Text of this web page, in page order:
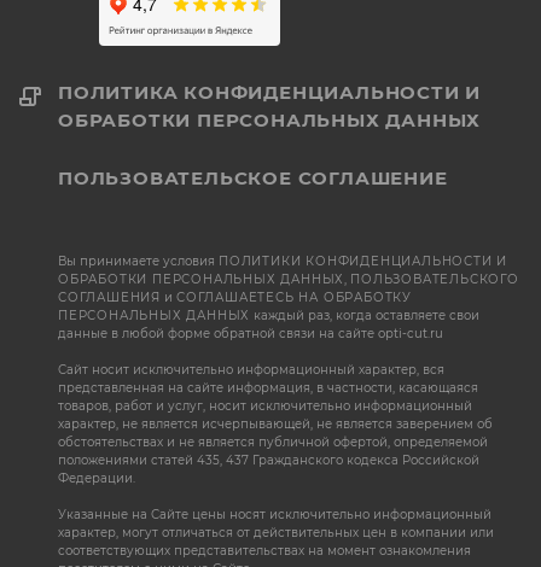
ПОЛИТИКА КОНФИДЕНЦИАЛЬНОСТИ И
ОБРАБОТКИ ПЕРСОНАЛЬНЫХ ДАННЫХ
ПОЛЬЗОВАТЕЛЬСКОЕ СОГЛАШЕНИЕ
Вы принимаете условия ПОЛИТИКИ КОНФИДЕНЦИАЛЬНОСТИ И
ОБРАБОТКИ ПЕРСОНАЛЬНЫХ ДАННЫХ, ПОЛЬЗОВАТЕЛЬСКОГО
СОГЛАШЕНИЯ иСОГЛАШАЕТЕСЬ НА ОБРАБОТКУ
ПЕРСОНАЛЬНЫХ ДАННЫХ каждый раз, когда оставляете свои
данные в любой форме обратной связи на сайте opti-cut.ru
Сайт носит исключительно информационный характер, вся
представленная на сайте информация, в частности, касающаяся
товаров, работ и услуг, носит исключительно информационный
характер, не является исчерпывающей, не является заверением об
обстоятельствах и не является публичной офертой, определяемой
положениями статей 435, 437 Гражданского кодекса Российской
Федерации.
Указанные на Сайте цены носят исключительно информационный
характер, могут отличаться от действительных цен в компании или
соответствующих представительствах на момент ознакомления